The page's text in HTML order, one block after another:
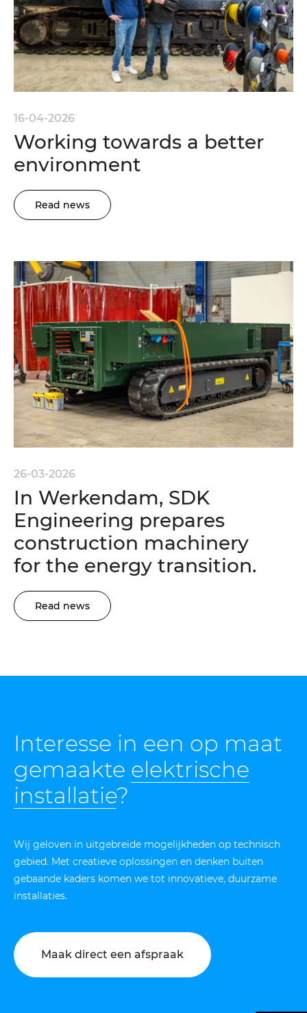
16-04-2026
Working towards a better
environment
Read news
26-03-2026
In Werkendam, SDK
Engineering prepares
construction machinery
for the energy transition.
Read news
Interesse in een op maat
gemaakte elektrische
installatie?
Wij geloven in uitgebreide mogelijkheden op technisch
gebied. Met creatieve oplossingen en denken buiten
gebaande kaders komen we tot innovatieve, duurzame
installaties.
Maak direct een afspraak